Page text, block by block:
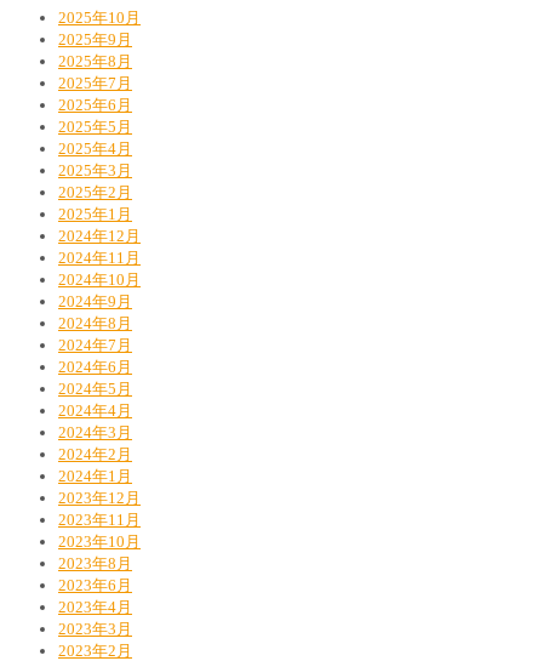
2025年10月
2025年9月
2025年8月
2025年7月
2025年6月
2025年5月
2025年4月
2025年3月
2025年2月
2025年1月
2024年12月
2024年11月
2024年10月
2024年9月
2024年8月
2024年7月
2024年6月
2024年5月
2024年4月
2024年3月
2024年2月
2024年1月
2023年12月
2023年11月
2023年10月
2023年8月
2023年6月
2023年4月
2023年3月
2023年2月